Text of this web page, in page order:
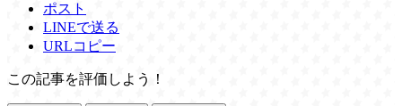
ポスト
LINEで送る
URLコピー
この記事を評価しよう！